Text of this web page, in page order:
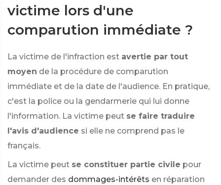
victime lors d'une
comparution immédiate ?
La victime de l'infraction est avertie par tout
moyen de la procédure de comparution
immédiate et de la date de l'audience. En pratique,
c'est la police ou la gendarmerie qui lui donne
l'information. La victime peut se faire traduire
l'avis d'audience si elle ne comprend pas le
français.
La victime peut se constituer partie civile pour
demander des dommages-intérêts en réparation